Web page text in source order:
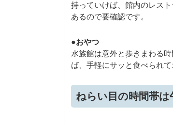
持っていけば、館内のレス
あるので要確認です。
●おやつ
水族館は意外と歩きまわる
ば、手軽にサッと食べられて
ねらい目の時間帯は